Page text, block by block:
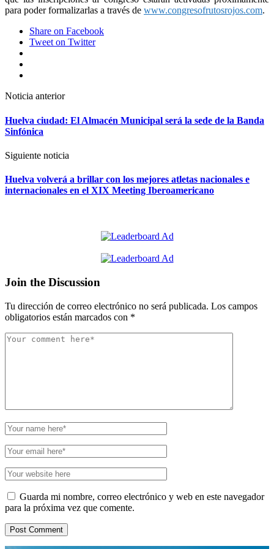
para poder formalizarlas a través de www.congresofrutosrojos.com.
Share on Facebook
Tweet on Twitter
Post
navigation
Noticia anterior
Huelva ciudad: El Almacén Municipal será la sede de la Banda
Sinfónica
Siguiente noticia
Huelva volverá a brillar con los mejores atletas nacionales e
internacionales en el XIX Meeting Iberoamericano
Join the Discussion
Tu dirección de correo electrónico no será publicada. Los campos
obligatorios están marcados con *
Guarda mi nombre, correo electrónico y web en este navegador
para la próxima vez que comente.